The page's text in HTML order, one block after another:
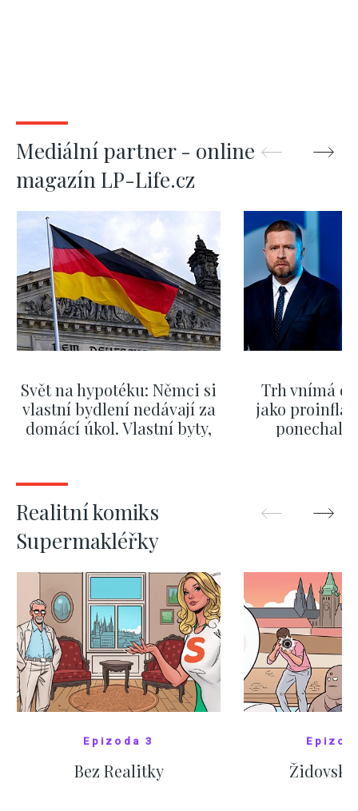
Mediální partner - online
magazín LP-Life.cz
Svět na hypotéku: Němci si
vlastní bydlení nedávají za
domácí úkol. Vlastní byty,
Trh vnímá
jako
ponechali
Realitní komiks
Supermakléřky
Epizoda 3
Bez Realitky